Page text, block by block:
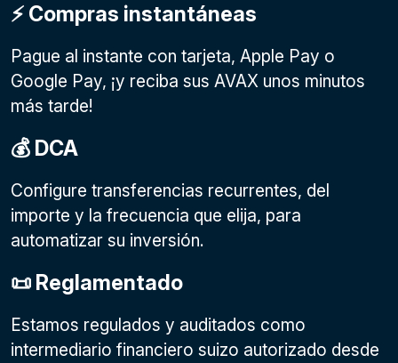
⚡️ Compras instantáneas
Pague al instante con tarjeta, Apple Pay o
Google Pay, ¡y reciba sus AVAX unos minutos
más tarde!
💰 DCA
Configure transferencias recurrentes, del
importe y la frecuencia que elija, para
automatizar su inversión.
📜 Reglamentado
Estamos regulados y auditados como
intermediario financiero suizo autorizado desde